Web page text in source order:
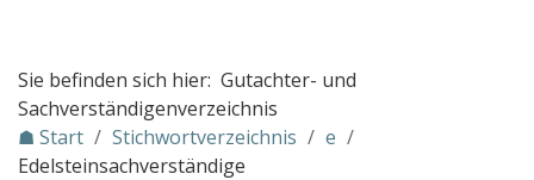
PLZ Gebiet 5
PLZ Gebiet 6
PLZ Gebiet 7
Sie befinden sich hier: Gutachter- und
Sachverständigenverzeichnis
☗ Start / Stichwortverzeichnis / e /
Edelsteinsachverständige